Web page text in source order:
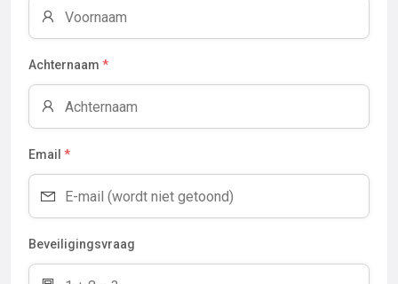
Achternaam *
Email *
Beveiligingsvraag